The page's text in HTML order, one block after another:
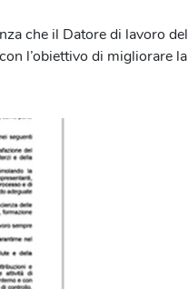
che il Datore di lavoro
l’obiettivo di migliorare